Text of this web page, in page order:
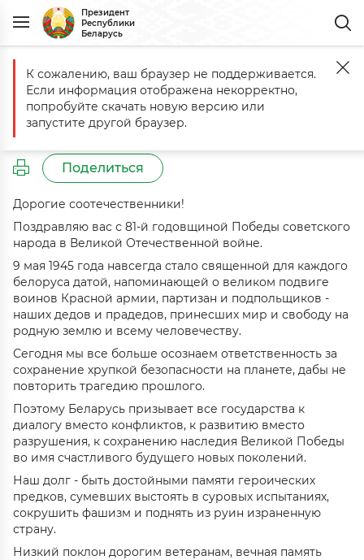
Президент
Республики
Беларусь
Главная События Поздравление с Днем Победы
Поздравление с Днем Победы
9 мая
Поделиться
Дорогие соотечественники!
Поздравляю вас с 81-й годовщиной Победы советского
народа в Великой Отечественной войне.
9 мая 1945 года навсегда стало священной для каждого
белоруса датой, напоминающей о великом подвиге
воинов Красной армии, партизан и подпольщиков -
наших дедов и прадедов, принесших мир и свободу на
родную землю и всему человечеству.
Сегодня мы все больше осознаем ответственность за
сохранение хрупкой безопасности на планете, дабы не
повторить трагедию прошлого.
Поэтому Беларусь призывает все государства к
диалогу вместо конфликтов, к развитию вместо
разрушения, к сохранению наследия Великой Победы
во имя счастливого будущего новых поколений.
Наш долг - быть достойными памяти героических
предков, сумевших выстоять в суровых испытаниях,
сокрушить фашизм и поднять из руин израненную
страну.
Низкий поклон дорогим ветеранам, вечная память
К сожалению, ваш браузер не поддерживается.
Если информация отображена некорректно,
попробуйте скачать новую версию или
запустите другой браузер.